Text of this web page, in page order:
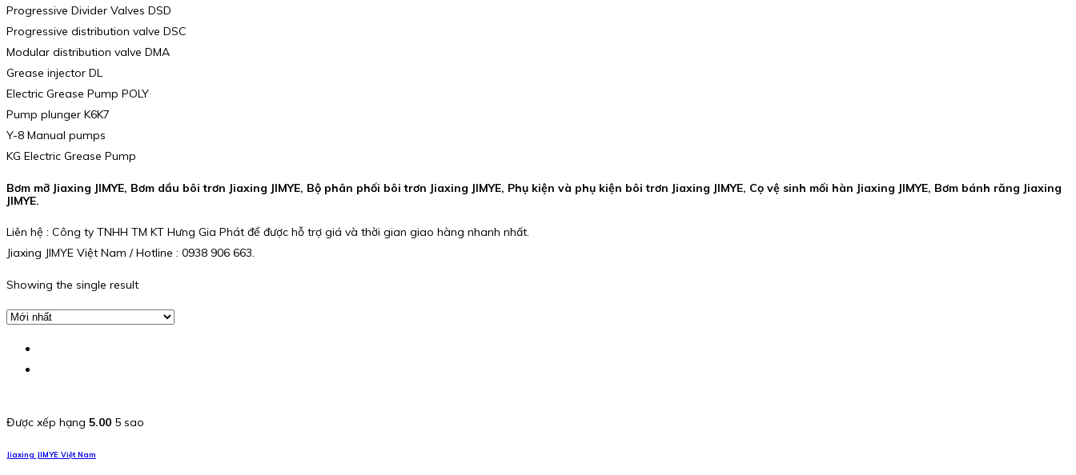
Progressive Divider Valves DSD
Progressive distribution valve DSC
Modular distribution valve DMA
Grease injector DL
Electric Grease Pump POLY
Pump plunger K6K7
Y-8 Manual pumps
KG Electric Grease Pump
Bơm mỡ Jiaxing JIMYE, Bơm dầu bôi trơn Jiaxing JIMYE, Bộ phân phối bôi trơn Jiaxing JIMYE, Phụ kiện và phụ kiện bôi trơn Jiaxing JIMYE, Cọ vệ sinh mối hàn Jiaxing JIMYE, Bơm bánh răng Jiaxing
JIMYE.
Liên hệ : Công ty TNHH TM KT Hưng Gia Phát để được hỗ trợ giá và thời gian giao hàng nhanh nhất.
Jiaxing JIMYE Việt Nam / Hotline : 0938 906 663.
Showing the single result
Được xếp hạng 5.00 5 sao
Jiaxing JIMYE Việt Nam